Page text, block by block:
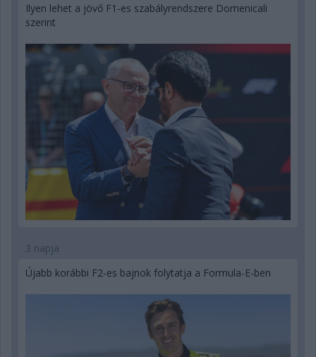
Ilyen lehet a jövő F1-es szabályrendszere Domenicali
szerint
3 napja
Újabb korábbi F2-es bajnok folytatja a Formula-E-ben